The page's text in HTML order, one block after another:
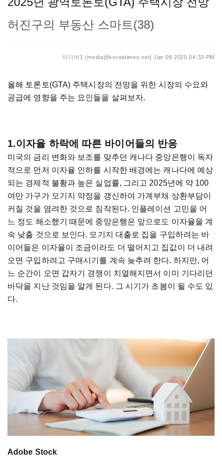
허진구의 부동산 스마트(38)
미디어1 (media@koreatimes.net) Jan 08 2025 04:33 PM
올해 토론토(GTA) 주택시장의 전망을 위한 시장의 수요와
공급에 영향을 주는 요인들을 살펴보자.
1.이자율 하락에 따른 바이어들의 반응
미국의 금리 변화와 보조를 맞추던 캐나다 중앙은행이 독자
적으로 먼저 이자율 인하를 시작한 배경에는 캐나다에 예상
되는 경제적 불황과 높은 실업률, 그리고 2025년에 약 100
여만 가구가 모기지 약정을 갱신하여 가계부채 상환부담이
커질 것을 염려한 것으로 짐작된다. 인플레이션 고민을 어
느 정도 해소했기 때문에 중앙은행은 앞으로도 이자율을 계
속 낮출 것으로 보인다. 모기지 대출로 집을 구입하려는 바
이어들은 이자율이 조금이라도 더 떨어지고 집값이 더 내려
오면 구입하려고 구매시기를 계속 늦추려 한다. 하지만, 어
느 순간이 오면 갑자기 경쟁이 치열해지면서 이미 기다리던
바닥을 지난 것임을 알게 된다. 그 시기가 초봄이 될 수도 있
다.
Adobe Stock